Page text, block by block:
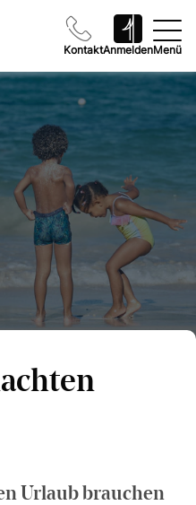
KontaktAnmeldenMenü
Urlaub brauchen